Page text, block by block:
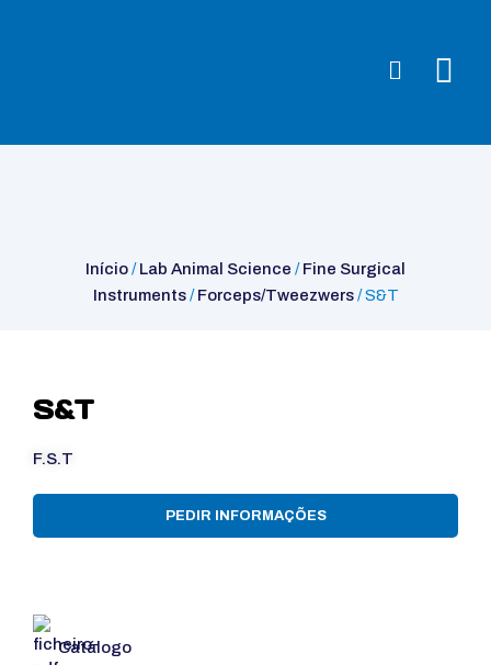
Início/Lab Animal Science /Fine Surgical
Instruments/Forceps/Tweezwers/ S&T
S&T
F.S.T
PEDIR INFORMAÇÕES
Catálogo